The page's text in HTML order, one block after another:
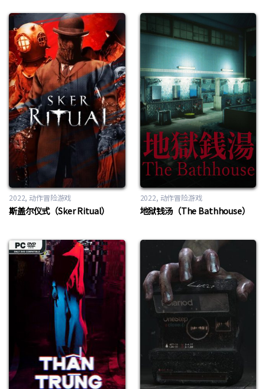
2022 动作冒险游戏
斯盖尔仪式（Sker Ritual）
2022 动作冒险游戏
地狱钱汤（The Bathhouse）